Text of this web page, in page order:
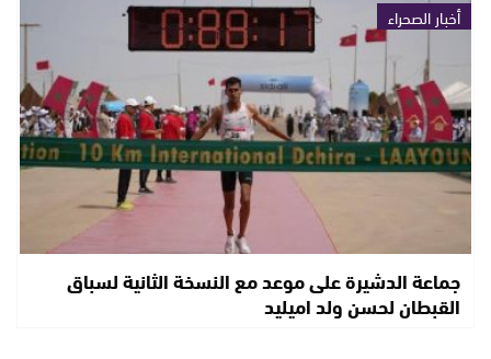
أخبار الصحراء
جماعة الدشيرة على موعد مع النسخة الثانية لسباق
القبطان لحسن ولد اميليد